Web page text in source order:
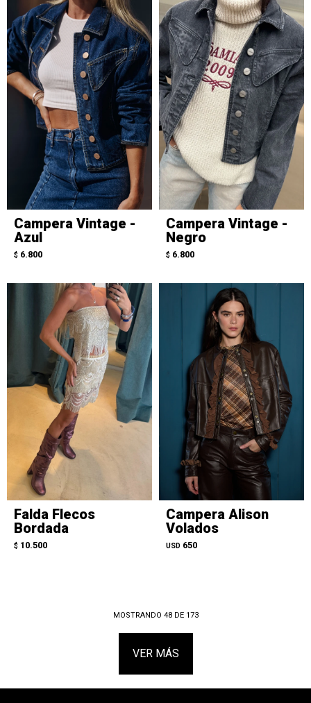
Campera Vintage -
Azul
$ 6.800
Campera Vintage -
Negro
$ 6.800
Falda Flecos
Bordada
$ 10.500
Campera Alison
Volados
USD 650
MOSTRANDO 48DE 173
VER MÁS